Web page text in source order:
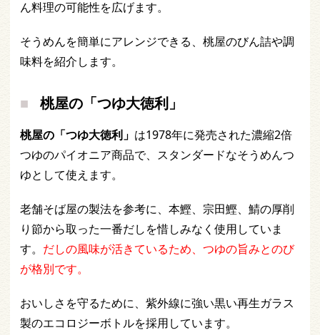
ん料理の可能性を広げます。
そうめんを簡単にアレンジできる、桃屋のびん詰や調
味料を紹介します。
桃屋の「つゆ大徳利」
桃屋の「つゆ大徳利」 は1978年に発売された濃縮2倍
つゆのパイオニア商品で、スタンダードなそうめんつ
ゆとして使えます。
老舗そば屋の製法を参考に、本鰹、宗田鰹、鯖の厚削
り節から取った一番だしを惜しみなく使用していま
す。 だしの風味が活きているため、つゆの旨みとのび
が格別です。
おいしさを守るために、紫外線に強い黒い再生ガラス
製のエコロジーボトルを採用しています。